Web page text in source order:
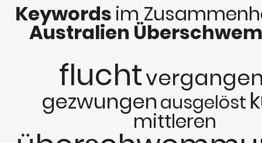
Keywords im
Australien
flucht
gezwungenausgelöst
mittleren